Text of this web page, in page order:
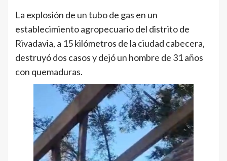
La explosión de un tubo de gas en un
establecimiento agropecuario del distrito de
Rivadavia, a 15 kilómetros de la ciudad cabecera,
destruyó dos casos y dejó un hombre de 31 años
con quemaduras.